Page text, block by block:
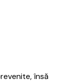
însă